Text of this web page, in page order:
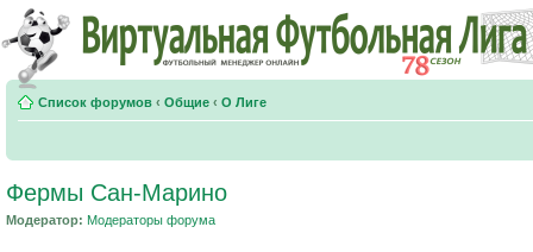
Список форумов ‹ Общие ‹ О Лиге
Фермы Сан-Марино
Модератор: Модераторы форума